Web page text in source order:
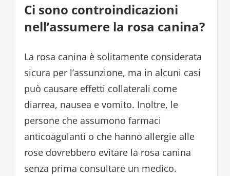
Ci sono controindicazioni
nell’assumere la rosa canina?
La rosa canina è solitamente considerata
sicura per l’assunzione, ma in alcuni casi
può causare effetti collaterali come
diarrea, nausea e vomito. Inoltre, le
persone che assumono farmaci
anticoagulanti o che hanno allergie alle
rose dovrebbero evitare la rosa canina
senza prima consultare un medico.